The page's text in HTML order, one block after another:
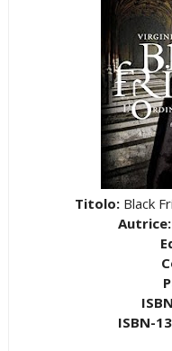
Titolo:Black
Autrice:
ISBN-